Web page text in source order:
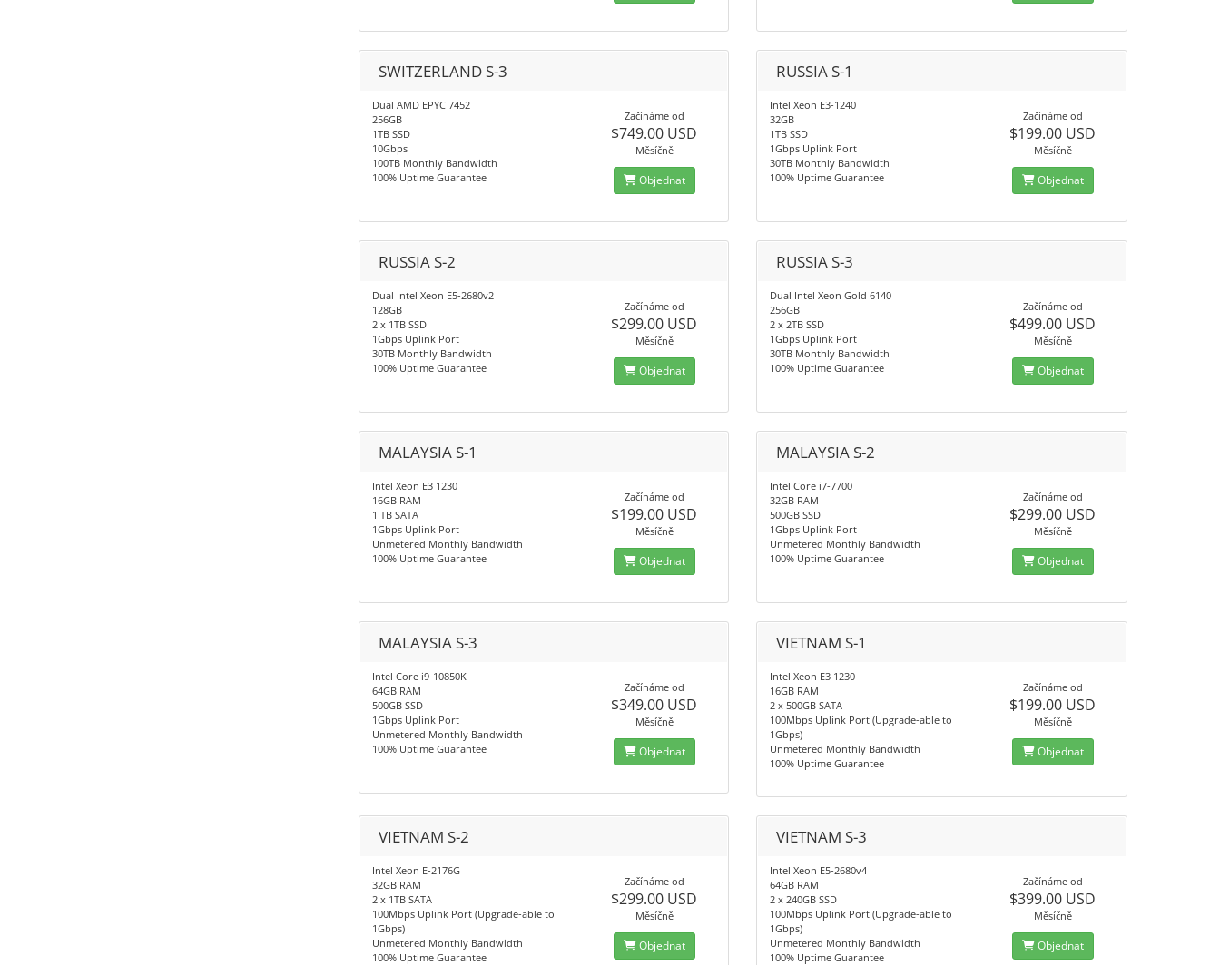
SWITZERLAND S-3
Dual AMD EPYC 7452
256GB
1TB SSD
10Gbps
100TB Monthly Bandwidth
100% Uptime Guarantee
Začínáme od
$749.00 USD
Měsíčně
Objednat
RUSSIA S-1
Intel Xeon E3-1240
32GB
1TB SSD
1Gbps Uplink Port
30TB Monthly Bandwidth
100% Uptime Guarantee
Začínáme od
$199.00 USD
Měsíčně
Objednat
RUSSIA S-2
Dual Intel Xeon E5-2680v2
128GB
2 x 1TB SSD
1Gbps Uplink Port
30TB Monthly Bandwidth
100% Uptime Guarantee
Začínáme od
$299.00 USD
Měsíčně
Objednat
RUSSIA S-3
Dual Intel Xeon Gold 6140
256GB
2 x 2TB SSD
1Gbps Uplink Port
30TB Monthly Bandwidth
100% Uptime Guarantee
Začínáme od
$499.00 USD
Měsíčně
Objednat
MALAYSIA S-1
Intel Xeon E3 1230
16GB RAM
1 TB SATA
1Gbps Uplink Port
Unmetered Monthly Bandwidth
100% Uptime Guarantee
Začínáme od
$199.00 USD
Měsíčně
Objednat
MALAYSIA S-2
Intel Core i7-7700
32GB RAM
500GB SSD
1Gbps Uplink Port
Unmetered Monthly Bandwidth
100% Uptime Guarantee
Začínáme od
$299.00 USD
Měsíčně
Objednat
MALAYSIA S-3
Intel Core i9-10850K
64GB RAM
500GB SSD
1Gbps Uplink Port
Unmetered Monthly Bandwidth
100% Uptime Guarantee
Začínáme od
$349.00 USD
Měsíčně
Objednat
VIETNAM S-1
Intel Xeon E3 1230
16GB RAM
2 x 500GB SATA
100Mbps Uplink Port (Upgrade-able to
1Gbps)
Unmetered Monthly Bandwidth
100% Uptime Guarantee
Začínáme od
$199.00 USD
Měsíčně
Objednat
VIETNAM S-2
Intel Xeon E-2176G
32GB RAM
2 x 1TB SATA
100Mbps Uplink Port (Upgrade-able to
1Gbps)
Unmetered Monthly Bandwidth
100% Uptime Guarantee
Začínáme od
$299.00 USD
Měsíčně
Objednat
VIETNAM S-3
Intel Xeon E5-2680v4
64GB RAM
2 x 240GB SSD
100Mbps Uplink Port (Upgrade-able to
1Gbps)
Unmetered Monthly Bandwidth
100% Uptime Guarantee
Začínáme od
$399.00 USD
Měsíčně
Objednat